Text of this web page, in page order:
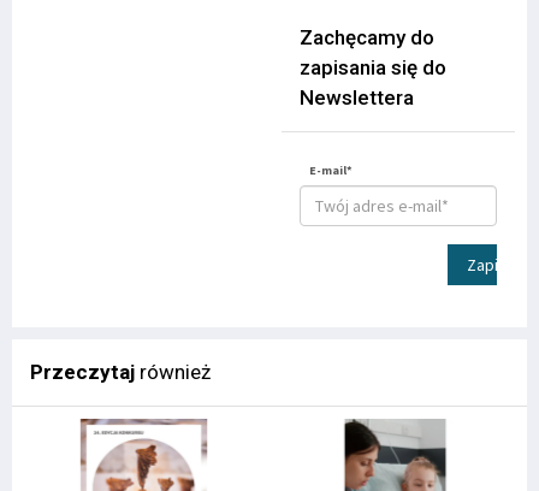
Zachęcamy do
zapisania się do
Newslettera
E-mail*
Zapisz
Przeczytaj również